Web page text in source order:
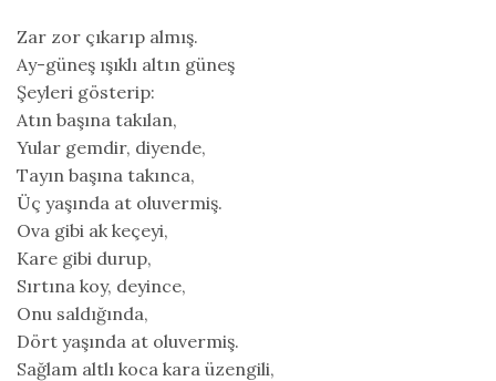
Zar zor çıkarıp almış.
Ay-güneş ışıklı altın güneş
Şeyleri gösterip:
Atın başına takılan,
Yular gemdir, diyende,
Tayın başına takınca,
Üç yaşında at oluvermiş.
Ova gibi ak keçeyi,
Kare gibi durup,
Sırtına koy, deyince,
Onu saldığında,
Dört yaşında at oluvermiş.
Sağlam altlı koca kara üzengili,